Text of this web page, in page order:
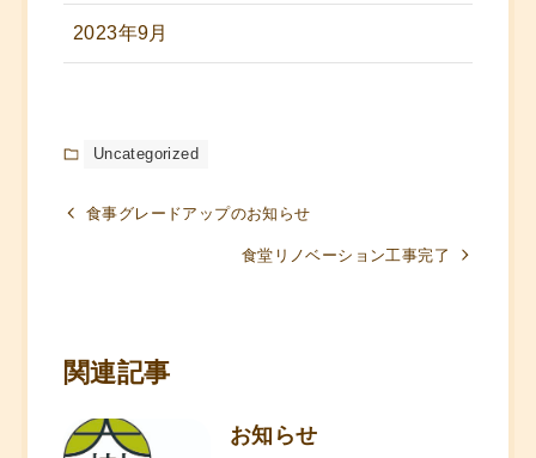
2023年9月
Uncategorized
食事グレードアップのお知らせ
食堂リノベーション工事完了
関連記事
お知らせ